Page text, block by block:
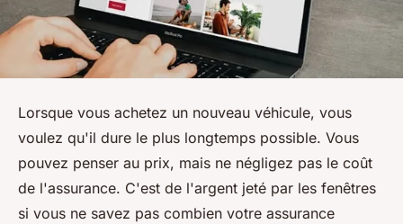
Lorsque vous achetez un nouveau véhicule, vous
voulez qu'il dure le plus longtemps possible. Vous
pouvez penser au prix, mais ne négligez pas le coût
de l'assurance. C'est de l'argent jeté par les fenêtres
si vous ne savez pas combien votre assurance